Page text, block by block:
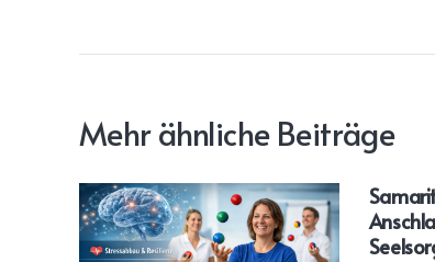
Mehr ähnliche Beiträge